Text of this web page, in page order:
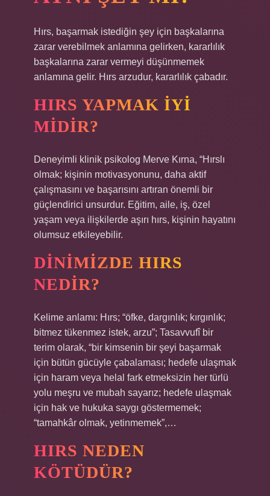
Hırs, başarmak istediğin şey için başkalarına
zarar verebilmek anlamına gelirken, kararlılık
başkalarına zarar vermeyi düşünmemek
anlamına gelir. Hırs arzudur, kararlılık çabadır.
HIRS YAPMAK IYI
MIDIR?
Deneyimli klinik psikolog Merve Kırna, “Hırslı
olmak; kişinin motivasyonunu, daha aktif
çalışmasını ve başarısını artıran önemli bir
güçlendirici unsurdur. Eğitim, aile, iş, özel
yaşam veya ilişkilerde aşırı hırs, kişinin hayatını
olumsuz etkileyebilir.
DINIMIZDE HIRS
NEDIR?
Kelime anlamı: Hırs; “öfke, dargınlık; kırgınlık;
bitmez tükenmez istek, arzu”; Tasavvufî bir
terim olarak, “bir kimsenin bir şeyi başarmak
için bütün gücüyle çabalaması; hedefe ulaşmak
için haram veya helal fark etmeksizin her türlü
yolu meşru ve mubah sayarız; hedefe ulaşmak
için hak ve hukuka saygı göstermemek;
“tamahkâr olmak, yetinmemek”,…
HIRS NEDEN
KÖTÜDÜR?